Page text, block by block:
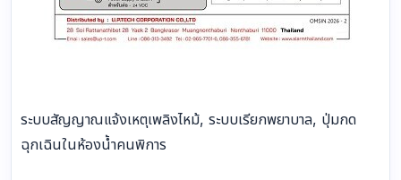
ระบบสัญญาณแจ้งเหตุเพลิงไหม้, ระบบเรียกพยาบาล, ปุ่มกด
ฉุกเฉินในห้องน้ำคนพิการ